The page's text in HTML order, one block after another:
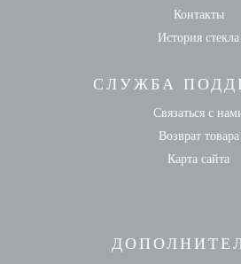
Контакты
История стекла
СЛУЖБА
Связаться с
Возврат товара
Карта сайта